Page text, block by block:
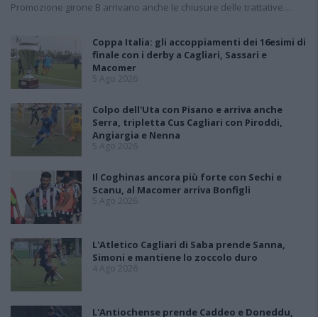
Promozione girone B arrivano anche le chiusure delle trattative…
Coppa Italia: gli accoppiamenti dei 16esimi di
finale con i derby a Cagliari, Sassari e
Macomer
5 Ago 2026
Colpo dell'Uta con Pisano e arriva anche
Serra, tripletta Cus Cagliari con Piroddi,
Angiargia e Nenna
5 Ago 2026
Il Coghinas ancora più forte con Sechi e
Scanu, al Macomer arriva Bonfigli
5 Ago 2026
L'Atletico Cagliari di Saba prende Sanna,
Simoni e mantiene lo zoccolo duro
4 Ago 2026
L'Antiochense prende Caddeo e Doneddu,